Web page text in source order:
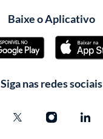
Baixe o Aplicativo
Siga nas redes sociais